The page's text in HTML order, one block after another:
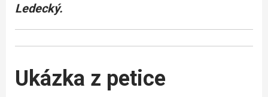
Ledecký.
Ukázka z petice